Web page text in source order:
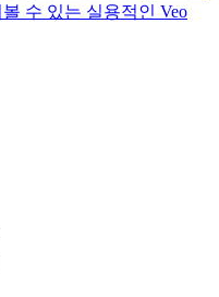
수 있는 실용적인 Veo